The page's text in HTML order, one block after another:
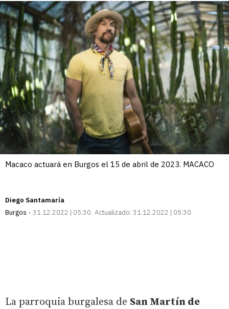
Macaco actuará en Burgos el 15 de abril de 2023. MACACO
Diego Santamaría
Burgos
31.12.2022 | 05:30 Actualizado: 31.12.2022 | 05:30
La parroquia burgalesa de San Martín de